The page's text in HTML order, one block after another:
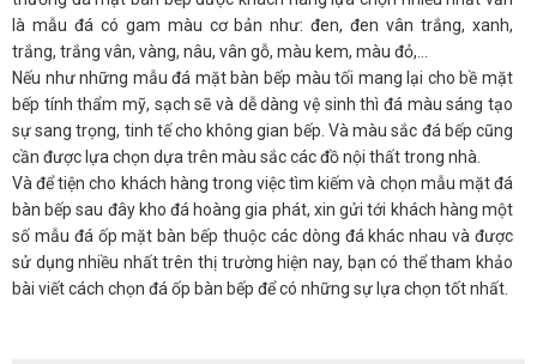
là mẫu đá có gam màu cơ bản như: đen, đen vân trắng, xanh,
trắng, trắng vân, vàng, nâu, vân gỗ, màu kem, màu đỏ,…
Nếu như những mẫu đá mặt bàn bếp màu tối mang lại cho bề mặt
bếp tính thẩm mỹ, sạch sẽ và dễ dàng vệ sinh thì đá màu sáng tạo
sự sang trọng, tinh tế cho không gian bếp. Và màu sắc đá bếp cũng
cần được lựa chọn dựa trên màu sắc các đồ nội thất trong nhà.
Và để tiện cho khách hàng trong việc tìm kiếm và chọn mẫu mặt đá
bàn bếp sau đây kho đá hoàng gia phát, xin gửi tới khách hàng một
số mẫu đá ốp mặt bàn bếp thuộc các dòng đá khác nhau và được
sử dụng nhiều nhất trên thị trường hiện nay, bạn có thể tham khảo
bài viết cách chọn đá ốp bàn bếp để có những sự lựa chọn tốt nhất.